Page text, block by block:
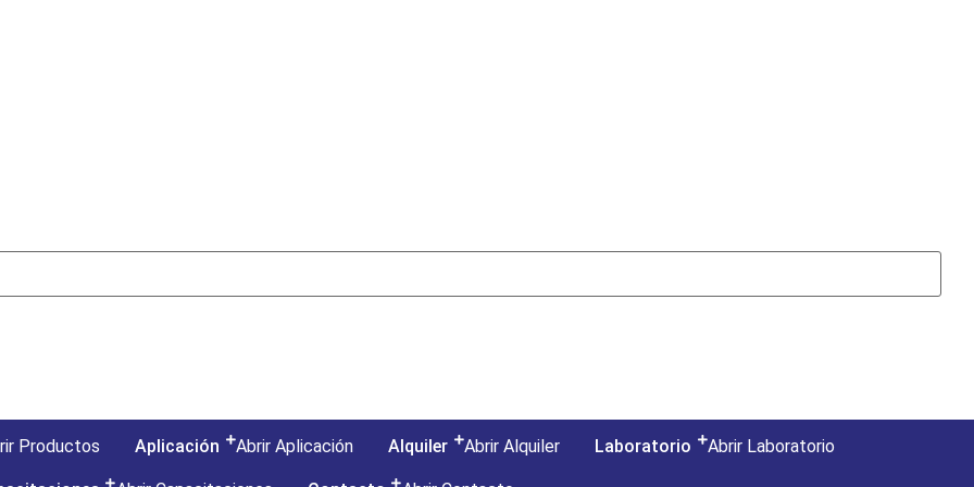
Productos Aplicación Abrir Aplicación Alquiler Abrir Alquiler Laboratorio Abrir Laboratorio